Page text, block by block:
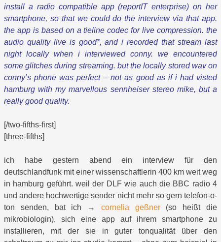
install a radio compatible app (reportIT enterprise) on her
smartphone, so that we could do the interview via that app.
the app is based on a tieline codec for live compression. the
audio quality live is good*, and i recorded that stream last
night locally when i interviewed conny. we encountered
some glitches during streaming. but the locally stored wav on
conny’s phone was perfect – not as good as if i had visted
hamburg with my marvellous sennheiser stereo mike, but a
really good quality.
[/two-fifths-first]
[three-fifths]
ich habe gestern abend ein interview für den
deutschlandfunk mit einer wissenschaftlerin 400 km weit weg
in hamburg geführt. weil der DLF wie auch die BBC radio 4
und andere hochwertige sender nicht mehr so gern telefon-o-
ton senden, bat ich → cornelia geßner(so heißt die
mikrobiologin), sich eine app auf ihrem smartphone zu
installieren, mit der sie in guter tonqualität über den